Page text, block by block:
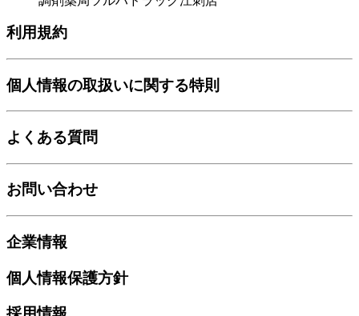
利用規約
個人情報の取扱いに関する特則
よくある質問
お問い合わせ
企業情報
個人情報保護方針